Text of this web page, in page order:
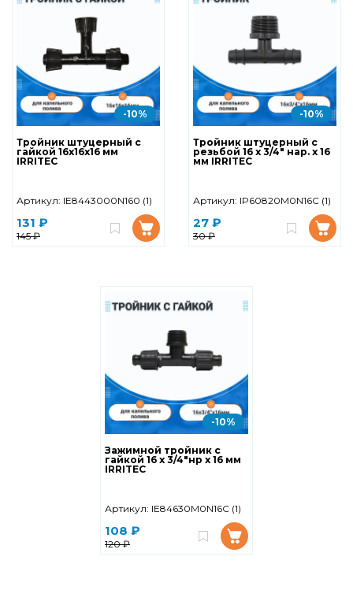
-10%
Тройник штуцерный с
гайкой 16х16х16 мм
IRRITEC
Артикул: IE8443000N160 (1)
131 ₽
145 ₽
-10%
Тройник штуцерный с
резьбой 16 х 3/4" нар. х 16
мм IRRITEC
Артикул: IP60820M0N16C (1)
27 ₽
30 ₽
-10%
Зажимной тройник с
гайкой 16 х 3/4"нр х 16 мм
IRRITEC
Артикул: IE84630M0N16C (1)
108 ₽
120 ₽